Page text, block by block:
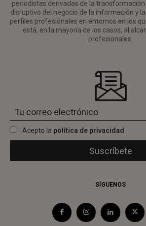
periodistas derivadas de la
disruptivo del negocio de la información y
perfiles profesionales en entornos en los
está, en la mayoría de los casos, al
profesionales.
Acepto la política de privacidad
SÍGUENOS